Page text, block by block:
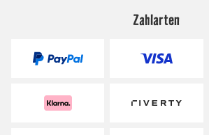
Zahlarten